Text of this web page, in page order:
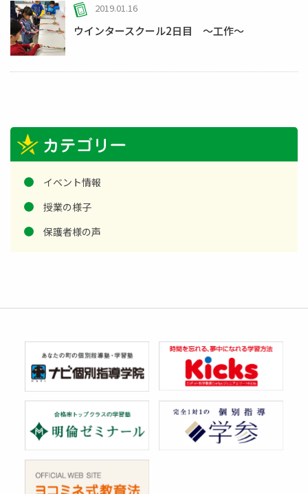
ウインタースクール2日目 ～工作～
2019.01.16
イベント情報
授業の様子
保護者様の声